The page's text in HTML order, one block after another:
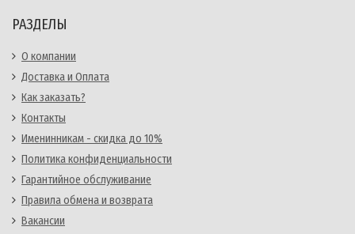
РАЗДЕЛЫ
О компании
Доставка и Оплата
Как заказать?
Контакты
Именинникам - скидка до 10%
Политика конфиденциальности
Гарантийное обслуживание
Правила обмена и возврата
Вакансии